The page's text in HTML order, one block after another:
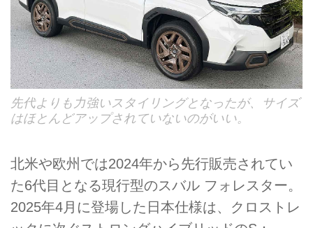
先代よりも力強いスタイリングとなったが、サイズ
はほとんどアップされていないのがいい。
北米や欧州では2024年から先行販売されてい
た6代目となる現行型のスバル フォレスター。
2025年4月に登場した日本仕様は、クロストレ